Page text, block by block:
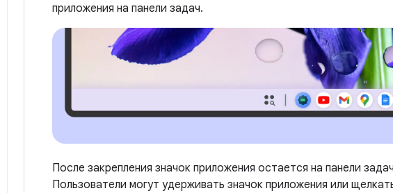
приложения на панели задач.
После закрепления значок приложения остается на панели
Пользователи могут удерживать значок приложения или